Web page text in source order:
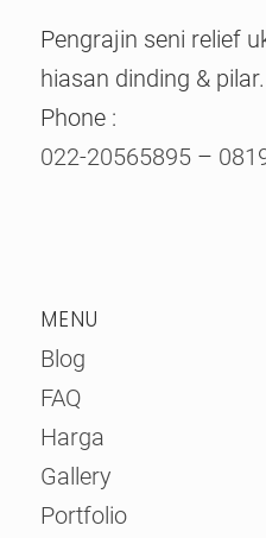
Pengrajin seni relief
hiasan dinding & pilar.
Phone :
022-20565895 –
MENU
Blog
FAQ
Harga
Gallery
Portfolio